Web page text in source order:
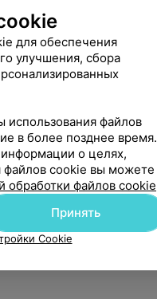
для обеспечения
улучшения, сбора
файлов
в более позднее время.
о целях,
файлов cookie вы можете
обработки файлов cookie
Принять
Cookie